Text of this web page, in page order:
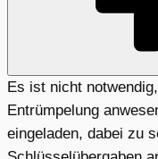
Es ist nicht
Entrümpelung
eingeladen, dabei zu